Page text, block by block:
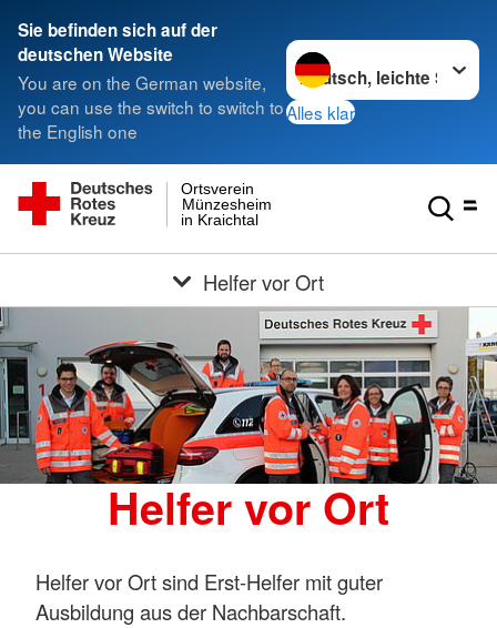
Sie befinden sich auf der
deutschen Website
You are on the German website,
you can use the switch to switch to
the English one
Sprache wechseln zu
Alles klar
in Kraichtal
Münzesheim
Ortsverein
Helfer vor Ort
Helfer vor Ort
Helfer vor Ort sind Erst-Helfer mit guter
Ausbildung aus der Nachbarschaft.